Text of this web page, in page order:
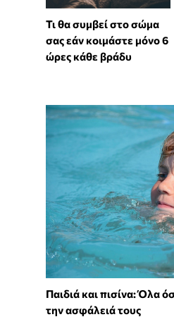
Τι θα συμβεί στο σώμα
σας εάν κοιμάστε μόνο 6
ώρες κάθε βράδυ
Παιδιά και πισίνα: Όλα
την ασφάλειά τους